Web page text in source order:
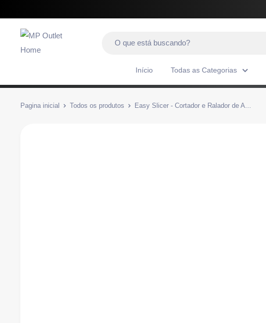
Início Todas as Categorias
Pagina inicial Todos os produtos Easy Slicer - Cortador e Ralador de A...